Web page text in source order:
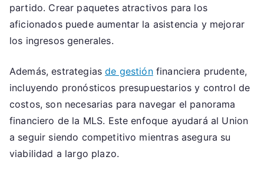
partido. Crear paquetes atractivos para los
aficionados puede aumentar la asistencia y mejorar
los ingresos generales.
Además, estrategiasde gestiónfinanciera prudente,
incluyendo pronósticos presupuestarios y control de
costos, son necesarias para navegar el panorama
financiero de la MLS. Este enfoque ayudará al Union
a seguir siendo competitivo mientras asegura su
viabilidad a largo plazo.